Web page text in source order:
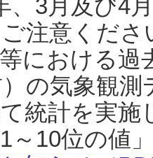
、3月及び4
注意くだ
における過
）の気象観
統計を実
～10位の値